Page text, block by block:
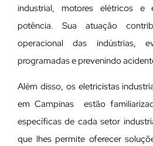
industrial, motores elétricos e
potência. Sua atuação
operacional das indústrias,
programadas e prevenindo
Além disso, os eletricistas
em Campinas estão
específicas de cada setor
que lhes permite oferecer